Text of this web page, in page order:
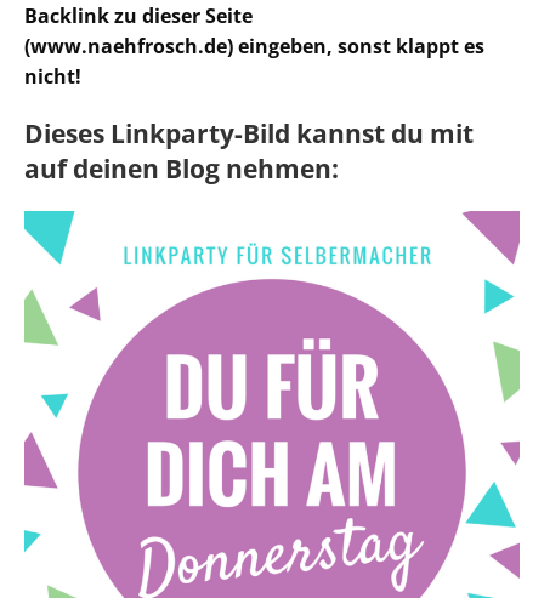
Backlink zu dieser Seite
(www.naehfrosch.de) eingeben, sonst klappt es
nicht!
Dieses Linkparty-Bild kannst du mit
auf deinen Blog nehmen: